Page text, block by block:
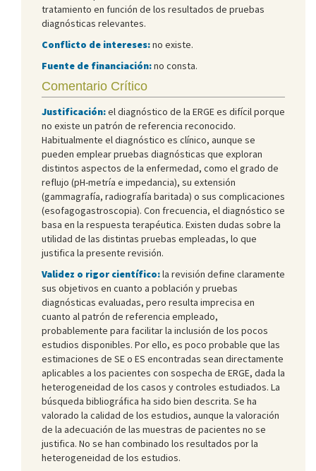
tratamiento en función de los resultados de pruebas
diagnósticas relevantes.
Conflicto de intereses:no existe.
Fuente de financiación:no consta.
Comentario Crítico
Justificación:el diagnóstico de la ERGE es difícil porque
no existe un patrón de referencia reconocido.
Habitualmente el diagnóstico es clínico, aunque se
pueden emplear pruebas diagnósticas que exploran
distintos aspectos de la enfermedad, como el grado de
reflujo (pH-metría e impedancia), su extensión
(gammagrafía, radiografía baritada) o sus complicaciones
(esofagogastroscopia). Con frecuencia, el diagnóstico se
basa en la respuesta terapéutica. Existen dudas sobre la
utilidad de las distintas pruebas empleadas, lo que
justifica la presente revisión.
Validez o rigor científico:la revisión define claramente
sus objetivos en cuanto a población y pruebas
diagnósticas evaluadas, pero resulta imprecisa en
cuanto al patrón de referencia empleado,
probablemente para facilitar la inclusión de los pocos
estudios disponibles. Por ello, es poco probable que las
estimaciones de SE o ES encontradas sean directamente
aplicables a los pacientes con sospecha de ERGE, dada la
heterogeneidad de los casos y controles estudiados. La
búsqueda bibliográfica ha sido bien descrita. Se ha
valorado la calidad de los estudios, aunque la valoración
de la adecuación de las muestras de pacientes no se
justifica. No se han combinado los resultados por la
heterogeneidad de los estudios.